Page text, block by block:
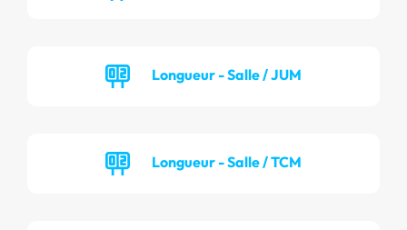
Longueur - Salle / JUM
Longueur - Salle / TCM